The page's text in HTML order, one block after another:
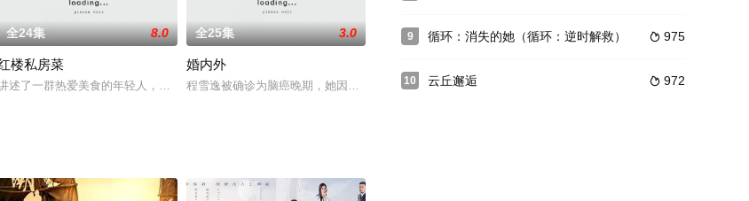
人目不暇接。搜狐当家花旦于莎莎继续担当主演。大鹏、“森蝶”好妈妈叶一茜、冷艳女王郭采洁、开心果杜海涛
全24集 8.0
楼私房菜
述了一群热爱美食的年轻人，在用心钻研红楼菜的过程中遭遇重重困难，最终排除万难从中获得成长的故事。本剧描绘了几个年轻人在实现梦想
全25集 3.0
婚内外
程雪逸被确诊为脑癌晚期，她因此与外遇不断的丈夫离婚，并带着5岁的儿子星宅离开北京去厦门，想把他交
9  975
循环：消失的她（循环：逆时解救）
10  972
云丘邂逅